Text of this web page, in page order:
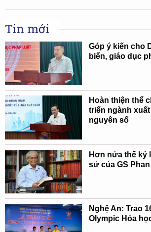
Tin mới
Góp ý kiến cho
biến, giáo dục
Hoàn thiện thể
triển ngành
nguyên số
Hơn nửa thế kỷ
sử của GS
Nghệ An: Trao
Olympic Hóa